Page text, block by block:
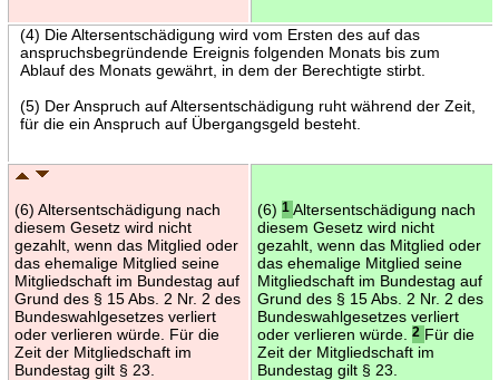
(4) Die Altersentschädigung wird vom Ersten des auf das
anspruchsbegründende Ereignis folgenden Monats bis zum
Ablauf des Monats gewährt, in dem der Berechtigte stirbt.
(5) Der Anspruch auf Altersentschädigung ruht während der Zeit,
für die ein Anspruch auf Übergangsgeld besteht.
(6) Altersentschädigung nach
diesem Gesetz wird nicht
gezahlt, wenn das Mitglied oder
das ehemalige Mitglied seine
Mitgliedschaft im Bundestag auf
Grund des § 15 Abs. 2 Nr. 2 des
Bundeswahlgesetzes verliert
oder verlieren würde. Für die
Zeit der Mitgliedschaft im
Bundestag gilt § 23.
(6) 1 Altersentschädigung nach
diesem Gesetz wird nicht
gezahlt, wenn das Mitglied oder
das ehemalige Mitglied seine
Mitgliedschaft im Bundestag auf
Grund des § 15 Abs. 2 Nr. 2 des
Bundeswahlgesetzes verliert
oder verlieren würde.
2 Für die
Zeit der Mitgliedschaft im
Bundestag gilt § 23.